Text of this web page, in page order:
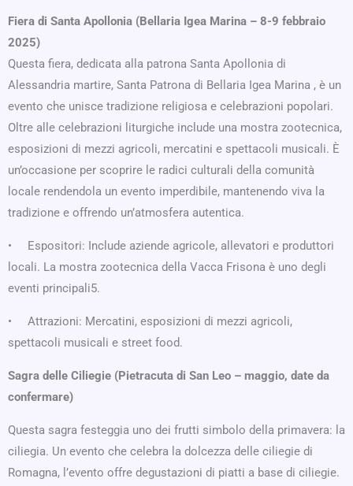
Fiera di Santa Apollonia (Bellaria Igea Marina – 8-9 febbraio
2025)
Questa fiera, dedicata alla patrona Santa Apollonia di
Alessandria martire, Santa Patrona di Bellaria Igea Marina , è un
evento che unisce tradizione religiosa e celebrazioni popolari.
Oltre alle celebrazioni liturgiche include una mostra zootecnica,
esposizioni di mezzi agricoli, mercatini e spettacoli musicali. È
un’occasione per scoprire le radici culturali della comunità
locale rendendola un evento imperdibile, mantenendo viva la
tradizione e offrendo un’atmosfera autentica.
• Espositori: Include aziende agricole, allevatori e produttori
locali. La mostra zootecnica della Vacca Frisona è uno degli
eventi principali5.
• Attrazioni: Mercatini, esposizioni di mezzi agricoli,
spettacoli musicali e street food.
Sagra delle Ciliegie (Pietracuta di San Leo – maggio, date da
confermare)
Questa sagra festeggia uno dei frutti simbolo della primavera: la
ciliegia. Un evento che celebra la dolcezza delle ciliegie di
Romagna, l’evento offre degustazioni di piatti a base di ciliegie.